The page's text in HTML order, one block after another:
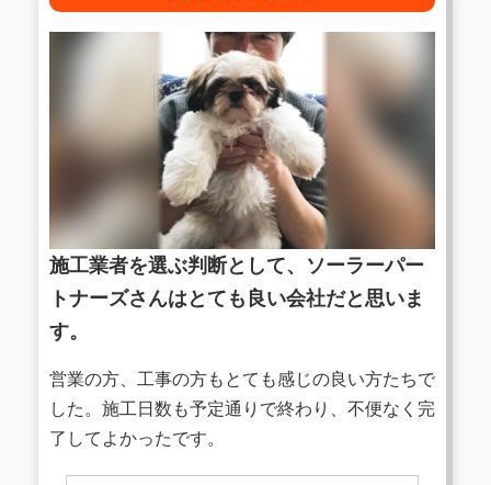
施工業者を選ぶ判断として、ソーラーパー
トナーズさんはとても良い会社だと思いま
す。
営業の方、工事の方もとても感じの良い方たちで
した。施工日数も予定通りで終わり、不便なく完
了してよかったです。